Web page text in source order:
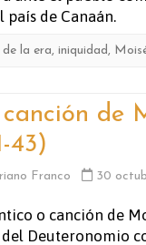
de Canaán.
de la era, iniquidad,
de
43)
Franco 30
o canción de
Deuteronomio